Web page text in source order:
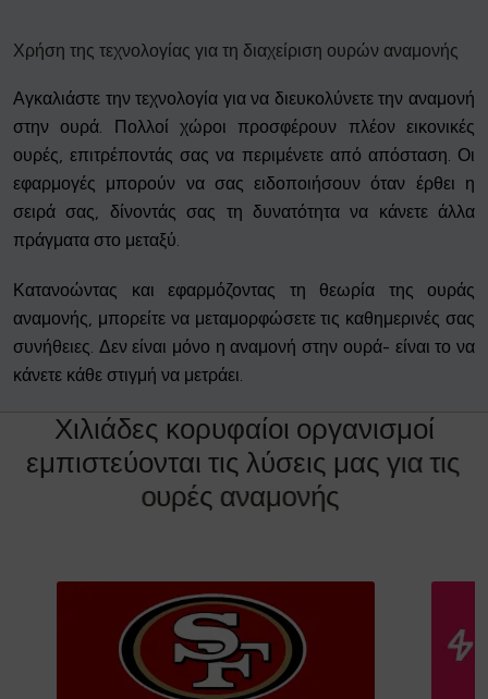
Χρήση της τεχνολογίας για τη διαχείριση ουρών αναμονής
Αγκαλιάστε την τεχνολογία για να διευκολύνετε την αναμονή
στην ουρά. Πολλοί χώροι προσφέρουν πλέον εικονικές
ουρές, επιτρέποντάς σας να περιμένετε από απόσταση. Οι
εφαρμογές μπορούν να σας ειδοποιήσουν όταν έρθει η
σειρά σας, δίνοντάς σας τη δυνατότητα να κάνετε άλλα
πράγματα στο μεταξύ.
Κατανοώντας και εφαρμόζοντας τη θεωρία της ουράς
αναμονής, μπορείτε να μεταμορφώσετε τις καθημερινές σας
συνήθειες. Δεν είναι μόνο η αναμονή στην ουρά- είναι το να
κάνετε κάθε στιγμή να μετράει.
Χιλιάδες κορυφαίοι οργανισμοί
εμπιστεύονται τις λύσεις μας για τις
ουρές αναμονής